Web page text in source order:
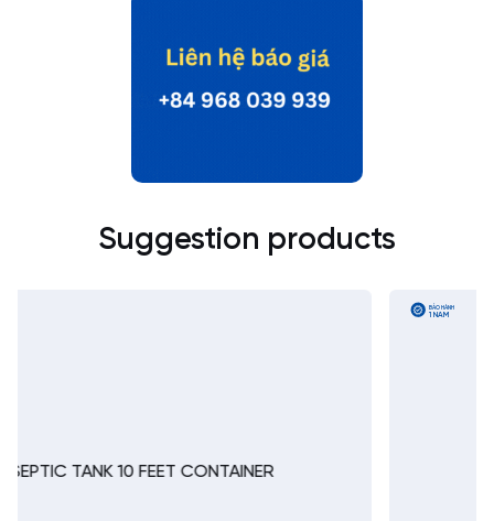
Suggestion products
Dry Container 40 Feet (HC)